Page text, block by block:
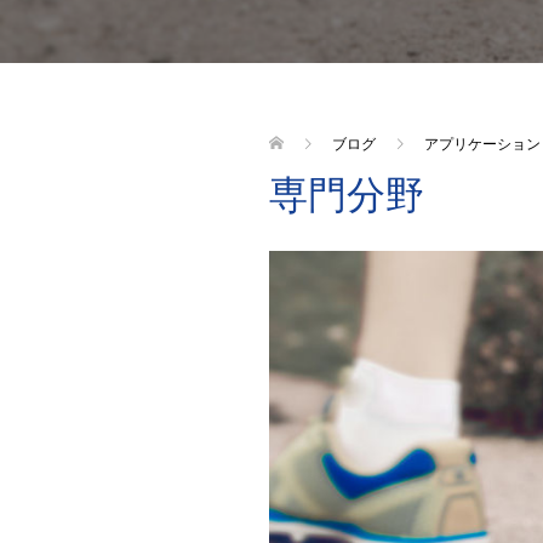
ブログ アプリケーション
専門分野